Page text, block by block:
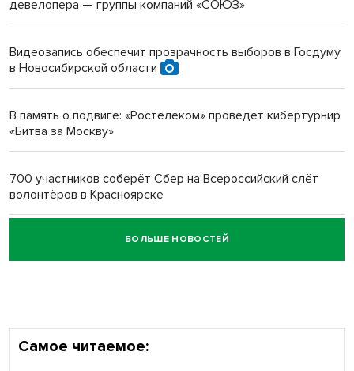
Инвалид получил условный срок за избиение врачей
Новосибирский преподаватель с женой вошли в топ-16
Обновлённое отделение ВТБ открылось в Искитиме
девелопера — группы компаний «СОЮЗ»
Видеозапись обеспечит прозрачность выборов в Госдуму
в Новосибирской области
В память о подвиге: «Ростелеком» проведет кибертурнир
«Битва за Москву»
700 участников соберёт Сбер на Всероссийский слёт
волонтёров в Красноярске
Честный выбор: видеонаблюдение обеспечит
объективность результатов ЕДГ в Новосибирской
БОЛЬШЕ НОВОСТЕЙ
Самое читаемое: